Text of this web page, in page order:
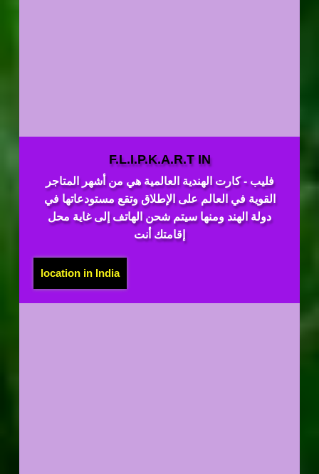
F.L.I.P.K.A.R.T IN
فليب - كارت الهندية العالمية هي من أشهر المتاجر
القوية في العالم على الإطلاق وتقع مستودعاتها في
دولة الهند ومنها سيتم شحن الهاتف إلى غاية محل
إقامتك أنت
location in India